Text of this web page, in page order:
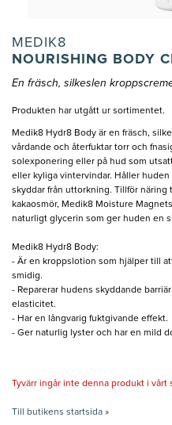
MEDIK8
NOURISHING BODY
En fräsch, silkeslen
Produkten har utgått ur sortimentet.
Medik8 Hydr8 Body är en fräsch,
vårdande och återfuktar torr och
solexponering eller på hud som
eller kyliga vintervindar. Håller
skyddar från uttorkning. Tillför
kakaosmör, Medik8 Moisture
naturligt glycerin som ger huden en
Medik8 Hydr8 Body:
- Är en kroppslotion som hjälper till
smidig.
- Reparerar hudens skyddande
elasticitet.
- Har en långvarig fuktgivande effekt.
- Ger naturlig lyster och har en mild
Tyvärr ingår inte denna produkt i
Till butikens startsida »